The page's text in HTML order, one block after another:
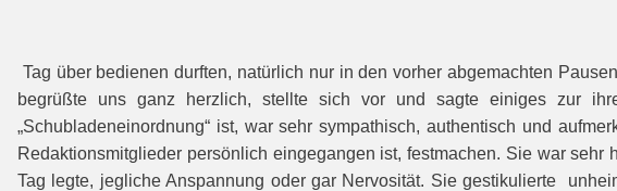
Tag über bedienen durften, natürlich nur in den vorher abgemachten
begrüßte uns ganz herzlich, stellte sich vor und sagte einiges zur
„Schubladeneinordnung“ ist, war sehr sympathisch, authentisch und
Redaktionsmit­glieder persönlich eingegangen ist, festmachen. Sie war
Tag legte, jegliche Anspannung oder gar Nervosität. Sie gestikulierte